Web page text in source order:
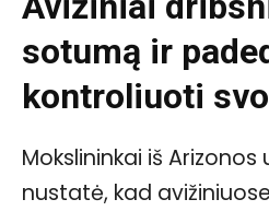
sotumą ir
kontroliuoti
Mokslininkai iš
nustatė, kad